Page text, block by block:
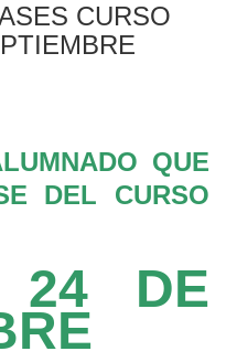
CURSO
QUE
DEL CURSO
DE